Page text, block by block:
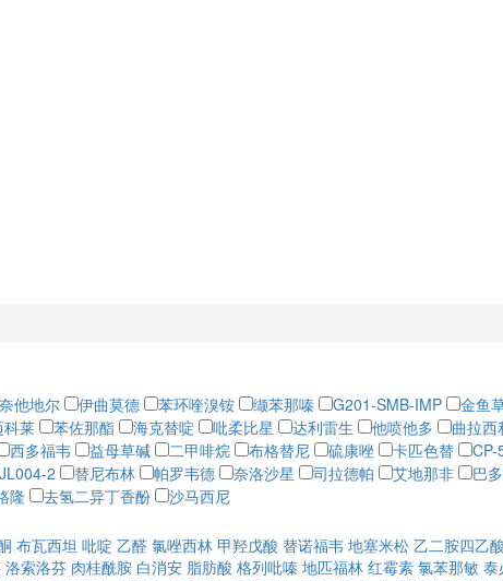
奈他地尔 伊曲莫德 苯环喹溴铵 缬苯那嗪 G201-SMB-IMP 金鱼
科莱 苯佐那酯 海克替啶 吡柔比星 达利雷生 他喷他多 曲拉西
西多福韦 益母草碱 二甲啡烷 布格替尼 硫康唑 卡匹色替 CP-
JL004-2 替尼布林 帕罗韦德 奈洛沙星 司拉德帕 艾地那非 巴
隆 去氢二异丁香酚
沙马西尼
布瓦西坦 吡啶 乙醛 氯唑西林 甲羟戊酸 替诺福韦 地塞米松 乙二胺四乙酸
洛索洛芬 肉桂酰胺 白消安 脂肪酸 格列吡嗪 地匹福林 红霉素 氯苯那敏 泰